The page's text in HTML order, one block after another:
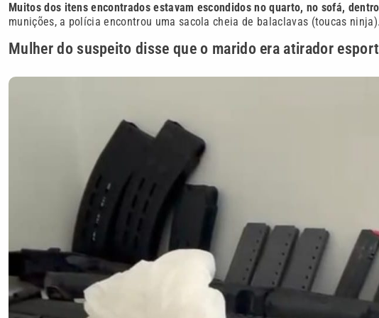
Muitos dos itens encontrados estavam escondidos no quarto, no sofá,
munições, a polícia encontrou uma sacola cheia de balaclavas (toucas ninja).
Mulher do suspeito disse que o marido era atirador